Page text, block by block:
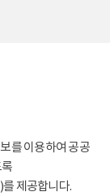
를 이용하여 공공
제공합니다.